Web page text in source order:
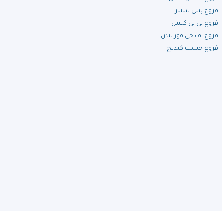
فروع بيبى سنتر
فروع بى بى كيش
فروع اف جى فور لندن
فروع جست كيدنج